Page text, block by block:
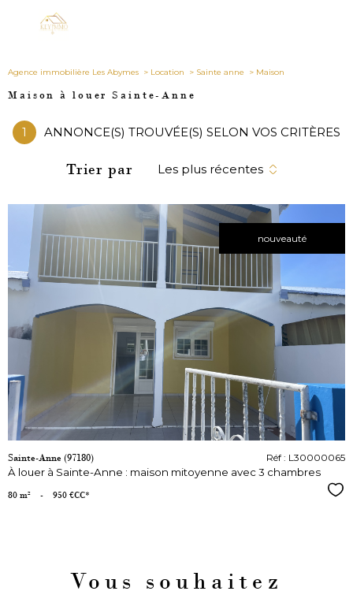
Agence immobilière Les Abymes Location Sainte anne Maison
Maison à louer Sainte-Anne
1 ANNONCE(S) TROUVÉE(S) SELON VOS CRITÈRES
Trier par Les plus récentes
nouveauté
VOIR LE
BIEN
Sainte-Anne (97180)
À louer à Sainte-Anne : maison mitoyenne avec 3 chambres
Réf : L30000065
80 m² - 950 €CC*
Vous souhaitez